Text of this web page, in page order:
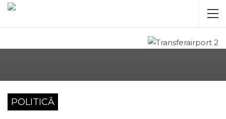
POLITICĂ